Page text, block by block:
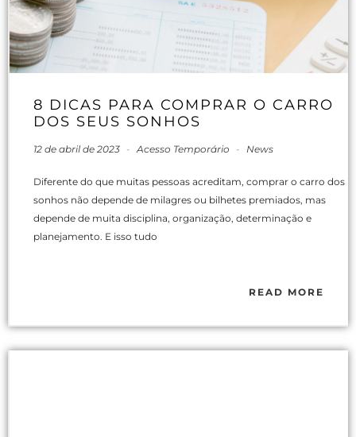
8 DICAS PARA COMPRAR O CARRO
DOS SEUS SONHOS
12 de abril de 2023 - Acesso Temporário - News
Diferente do que muitas pessoas acreditam, comprar o carro dos
sonhos não depende de milagres ou bilhetes premiados, mas
depende de muita disciplina, organização, determinação e
planejamento. E isso tudo
READ MORE